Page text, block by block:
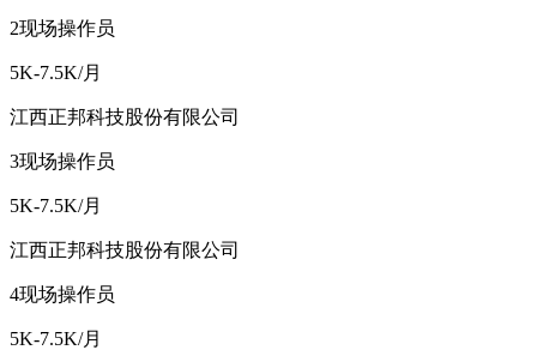
2现场操作员
5K-7.5K/月
江西正邦科技股份有限公司
3现场操作员
5K-7.5K/月
江西正邦科技股份有限公司
4现场操作员
5K-7.5K/月